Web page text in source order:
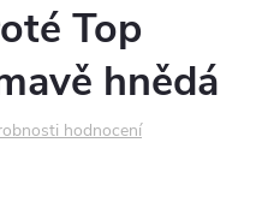
Top
hnědá
hodnocení